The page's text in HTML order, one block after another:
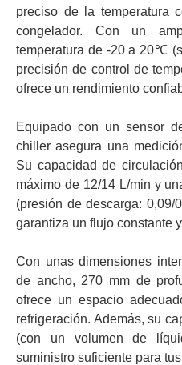
preciso de la temperatura
congelador. Con un
temperatura de -20 a 20℃
precisión de control de
ofrece un rendimiento
Equipado con un sensor
chiller asegura una
Su capacidad de
máximo de 12/14 L/min y
(presión de descarga: 0,09/
garantiza un flujo constante
Con unas dimensiones
de ancho, 270 mm de
ofrece un espacio
refrigeración. Además, su
(con un volumen de
suministro suficiente para